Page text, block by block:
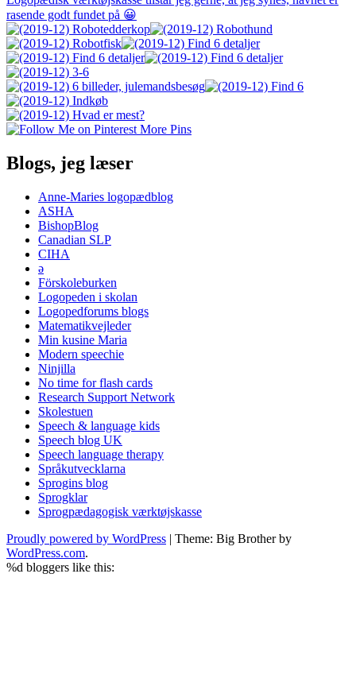
More Pins
Blogs, jeg læser
Anne-Maries logopædblog
ASHA
BishopBlog
Canadian SLP
CIHA
ə
Förskoleburken
Logopeden i skolan
Logopedforums blogs
Matematikvejleder
Min kusine Maria
Modern speechie
Ninjilla
No time for flash cards
Research Support Network
Skolestuen
Speech & language kids
Speech blog UK
Speech language therapy
Språkutvecklarna
Sprogins blog
Sprogklar
Sprogpædagogisk værktøjskasse
Proudly powered by WordPress | Theme: Big Brother by
WordPress.com.
%d bloggers like this: